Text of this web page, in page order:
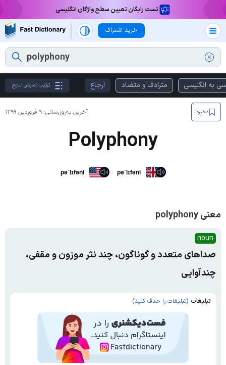
تست رایگان تعیین سطح واژگان انگلیسی
خرید اشتراک
به انگلیسی مترادف و متضاد ارجاع ترتیب نمایش نتایج
آخرین به‌روزرسانی: ۹ فروردین ۱۳۹۹ ذخیره
Polyphony
pəˈlɪfəni pəˈlɪfəni
معنی polyphony
noun
صداهای متعدد و گوناگون، چند نثر موزون و مقفی،
چندآوایی
تبلیغات (تبلیغات را حذف کنید)